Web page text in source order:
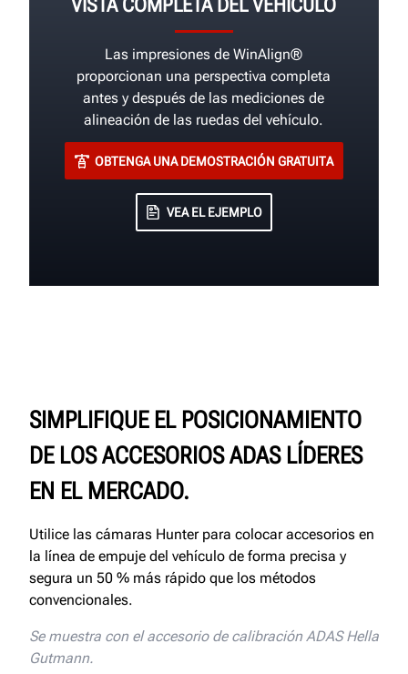
VISTA COMPLETA DEL VEHÍCULO
Las impresiones de WinAlign®
proporcionan una perspectiva completa
antes y después de las mediciones de
alineación de las ruedas del vehículo.
OBTENGA UNA DEMOSTRACIÓN GRATUITA
VEA EL EJEMPLO
SIMPLIFIQUE EL POSICIONAMIENTO
DE LOS ACCESORIOS ADAS LÍDERES
EN EL MERCADO.
Utilice las cámaras Hunter para colocar accesorios en
la línea de empuje del vehículo de forma precisa y
segura un 50 % más rápido que los métodos
convencionales.
Se muestra con el accesorio de calibración ADAS Hella
Gutmann.